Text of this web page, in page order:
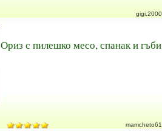
gigi.2000
Ориз с пилешко месо, спанак и гъби
mamcheto61